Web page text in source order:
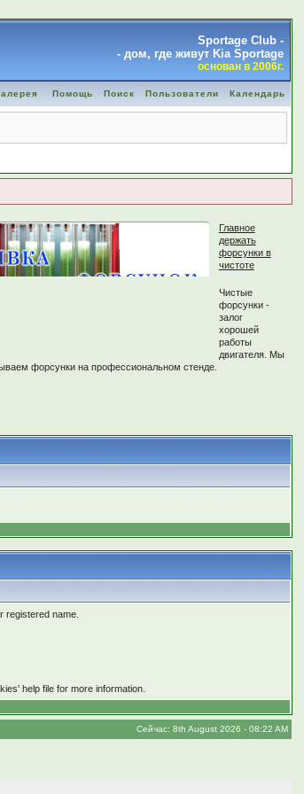
Sportage Club -
- дом, где живут Kia Sportage
основан в 2006г.
Помощь Поиск Пользователи Календарь
Главное
держать
форсунки в
чистоте
Чистые
форсунки -
залог
хорошей
работы
двигателя. Мы
форсунки на профессиональном стенде.
registered name.
help file for more information.
Сейчас: 8th August 2026 - 08:22 AM